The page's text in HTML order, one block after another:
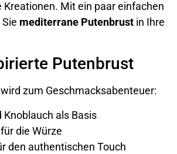
Kreationen. Mit ein paar einfachen
mediterrane Putenbrust in Ihre
Putenbrust
zum Geschmacksabenteuer:
Knoblauch als Basis
die Würze
den authentischen Touch